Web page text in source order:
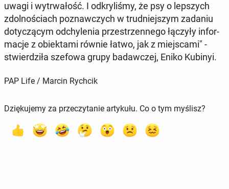
uwagi i wy­trwa­łość. I od­kry­li­śmy, że psy o lep­szych
zdol­no­ściach po­znaw­czych w trud­niej­szym zadaniu
do­ty­czą­cym od­chy­le­nia prze­strzen­ne­go łączyły in­for­
ma­cje z obiek­ta­mi równie łatwo, jak z miej­sca­mi" -
stwier­dzi­ła szefowa grupy ba­daw­czej, Eniko Kubinyi.
PAP Life / Marcin Rychcik
Dziękujemy za przeczytanie artykułu. Co o tym myślisz?